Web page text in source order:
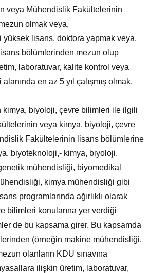
veya Mühendislik Fakültelerinin
olmak veya,
lisans, doktora yapmak veya,
bölümlerinden mezun olup
laboratuvar, kalite kontrol veya
en az 5 yıl çalışmış olmak.
kimya, biyoloji, çevre bilimleri ile ilgili
veya kimya, biyoloji, çevre
Fakültelerinin lisans bölümlerine
biyoteknoloji,- kimya, biyoloji,
mühendisliği, biyomedikal
kimya mühendisliği gibi
programlarında ağırlıklı olarak
bilimleri konularına yer verdiği
de bu kapsama girer. Bu kapsamda
(örneğin makine mühendisliği,
olanların KDU sınavına
ilişkin üretim, laboratuvar,